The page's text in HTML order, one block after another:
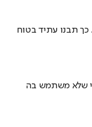
תבנו עתיד בטוח